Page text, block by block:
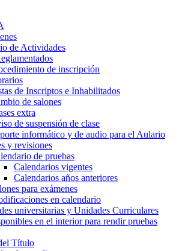
de Actividades
de inscripción
de Inscriptos e Inhabilitados
de salones
extra
de suspensión de clase
informático y de audio para el Aulario
y revisiones
de pruebas
Calendarios vigentes
Calendarios años anteriores
para exámenes
en calendario
universitarias y Unidades Curriculares
en el interior para rendir pruebas
Título